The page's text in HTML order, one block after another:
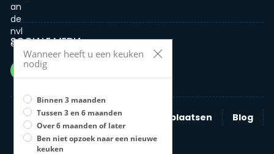
SOCIALE MEDIA
Zoeken Nieuwe advertentie plaatsen
Blog
Bedrijven
Wanneer heeft u een keuken
nodig
Binnen 3 maanden
Tussen 3 en 6 maanden
Over 6 maanden of later
Ben niet opzoek naar een nieuwe
keuken